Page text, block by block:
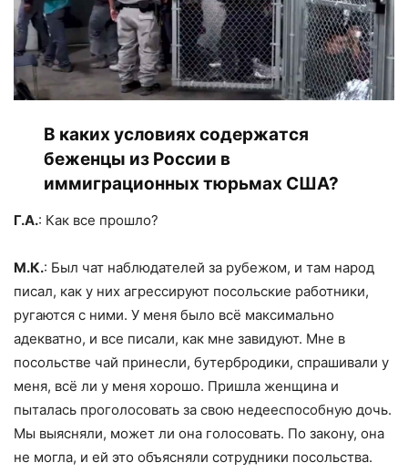
В каких условиях содержатся
беженцы из России в
иммиграционных тюрьмах США?
Г.А.: Как все прошло?
М.К.: Был чат наблюдателей за рубежом, и там народ
писал, как у них агрессируют посольские работники,
ругаются с ними. У меня было всё максимально
адекватно, и все писали, как мне завидуют. Мне в
посольстве чай принесли, бутербродики, спрашивали у
меня, всё ли у меня хорошо. Пришла женщина и
пыталась проголосовать за свою недееспособную дочь.
Мы выясняли, может ли она голосовать. По закону, она
не могла, и ей это объясняли сотрудники посольства.